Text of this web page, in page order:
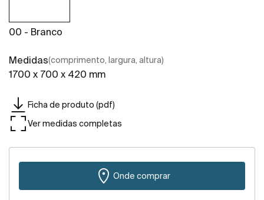
00 - Branco
Medidas(comprimento, largura, altura)
1700 x 700 x 420 mm
Ficha de produto (pdf)
Ver medidas completas
Onde comprar